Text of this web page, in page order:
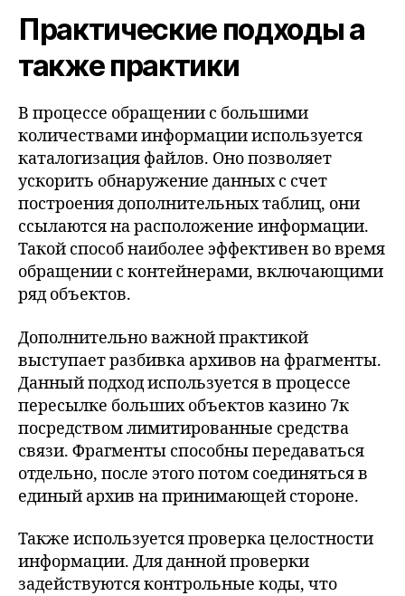
Практические подходы а
также практики
В процессе обращении с большими
количествами информации используется
каталогизация файлов. Оно позволяет
ускорить обнаружение данных с счет
построения дополнительных таблиц, они
ссылаются на расположение информации.
Такой способ наиболее эффективен во время
обращении с контейнерами, включающими
ряд объектов.
Дополнительно важной практикой
выступает разбивка архивов на фрагменты.
Данный подход используется в процессе
пересылке больших объектов казино 7к
посредством лимитированные средства
связи. Фрагменты способны передаваться
отдельно, после этого потом соединяться в
единый архив на принимающей стороне.
Также используется проверка целостности
информации. Для данной проверки
задействуются контрольные коды, что